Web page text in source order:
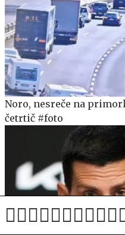
Noro, nesreče na
četrtič #foto